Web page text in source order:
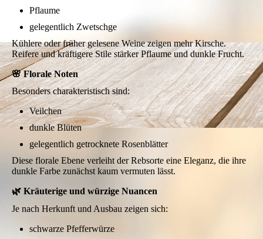
Pflaume
gelegentlich Zwetschge
Kühlere oder früher gelesene Weine zeigen mehr Kirsche.
Reifere und kräftigere Stile stärker Pflaume und dunkle Frucht.
🌸 Florale Noten
Besonders charakteristisch sind:
Veilchen
dunkle Blüten
gelegentlich getrocknete Rosenblätter
Diese florale Ebene verleiht der Rebsorte eine Eleganz, die ihre
dunkle Farbe zunächst kaum vermuten lässt.
🌿 Kräuterige und würzige Nuancen
Je nach Herkunft und Ausbau zeigen sich:
schwarze Pfefferwürze